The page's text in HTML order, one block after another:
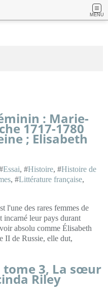
MENU
: Marie-
1717-1780
; Elisabeth
Essai, #Histoire, #Histoire de
, #Littérature française,
l'une des rares femmes de
incarné leur pays durant
absolu comme Élisabeth
II de Russie, elle dut,
tome 3, La sœur
Riley